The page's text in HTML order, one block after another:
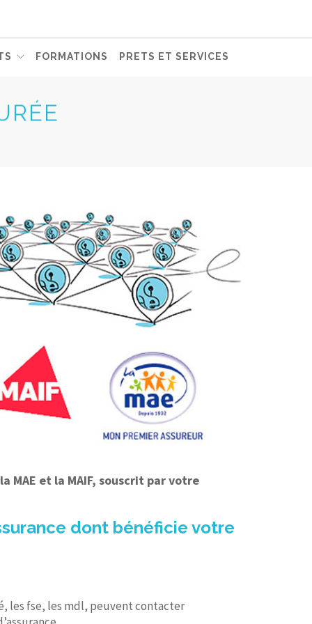
FORMATIONS PRETS ET SERVICES
MAE et la MAIF, souscrit par votre
dont bénéficie votre
les fse, les mdl, peuvent contacter